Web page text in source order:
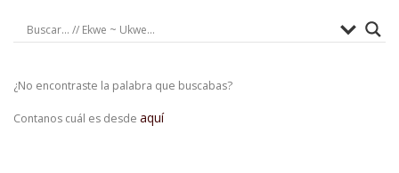
¿No encontraste la palabra que buscabas?
Contanos cuál es desde aquí